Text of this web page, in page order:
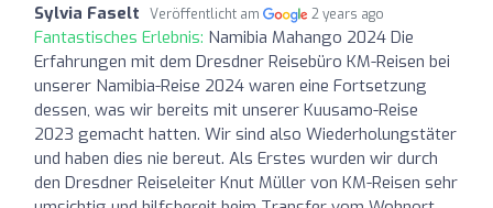
Sylvia Faselt Veröffentlicht am 2 years ago
Fantastisches Erlebnis: Namibia Mahango 2024 Die
Erfahrungen mit dem Dresdner Reisebüro KM-Reisen bei
unserer Namibia-Reise 2024 waren eine Fortsetzung
dessen, was wir bereits mit unserer Kuusamo-Reise
2023 gemacht hatten. Wir sind also Wiederholungstäter
und haben dies nie bereut. Als Erstes wurden wir durch
den Dresdner Reiseleiter Knut Müller von KM-Reisen sehr